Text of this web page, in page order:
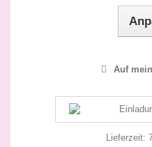
Auf
Lieferzeit: